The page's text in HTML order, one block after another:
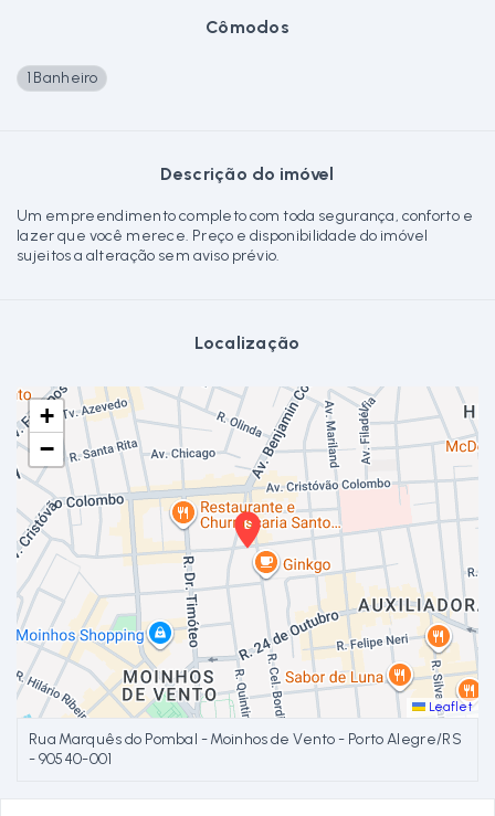
Cômodos
1 Banheiro
Descrição do imóvel
Um empreendimento completo com toda segurança, conforto e
lazer que você merece. Preço e disponibilidade do imóvel
sujeitos a alteração sem aviso prévio.
Localização
+
−
Leaflet
Rua Marquês do Pombal - Moinhos de Vento - Porto Alegre/RS
- 90540-001